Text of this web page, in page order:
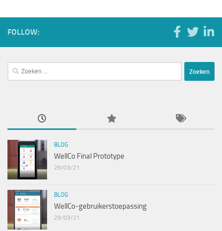
FOLLOW:
Zoeken
naar:
BLOG
WellCo Final Prototype
29/03/21
BLOG
WellCo-gebruikerstoepassing
29/03/21